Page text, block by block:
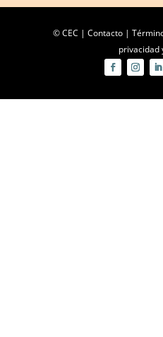
© CEC | Contacto|
privacidad